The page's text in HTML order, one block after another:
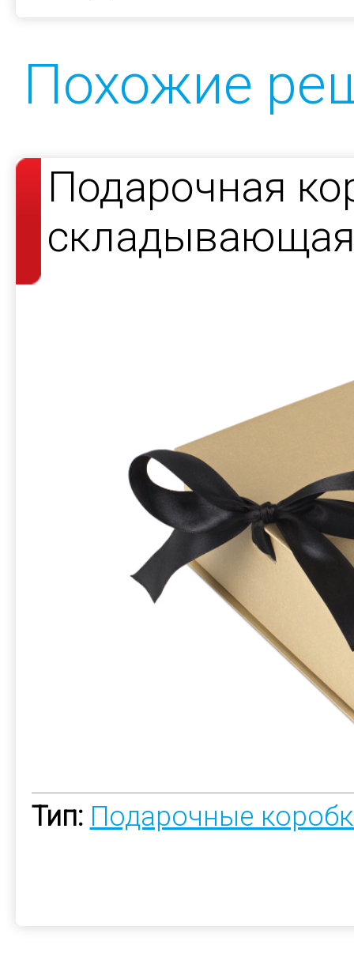
Похожие
Подарочная
Тип: Подарочные